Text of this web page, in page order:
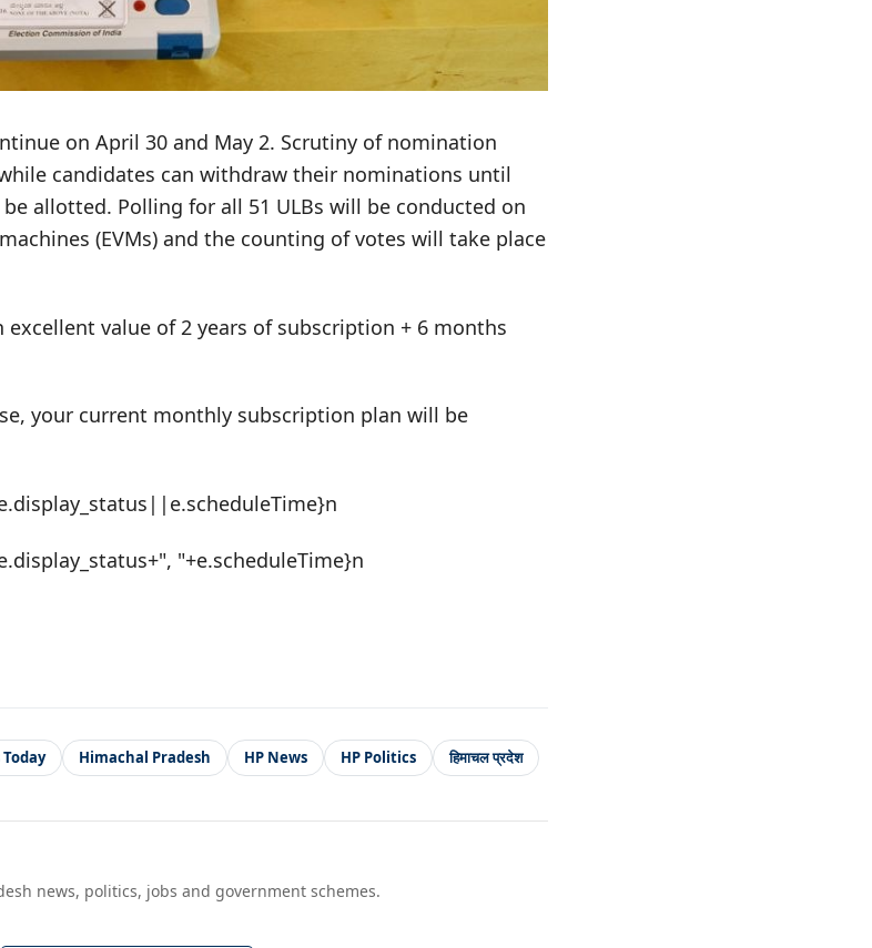
on April 30 and May 2. Scrutiny of nomination
candidates can withdraw their nominations until
allotted. Polling for all 51 ULBs will be conducted on
(EVMs) and the counting of votes will take place
excellent value of 2 years of subscription + 6 months
your current monthly subscription plan will be
"+e.scheduleTime}n
Himachal Pradesh HP News HP Politics हिमाचल प्रदेश
news, politics, jobs and government schemes.